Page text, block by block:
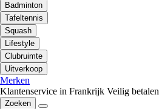
Badminton
Tafeltennis
Squash
Lifestyle
Clubruimte
Uitverkoop
Merken
Klantenservice in Frankrijk Veilig betalen
Zoeken